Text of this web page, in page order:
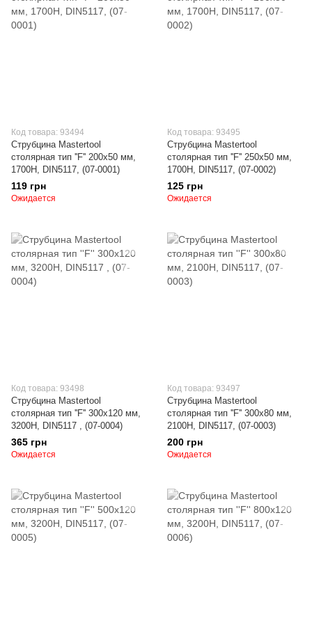
Код товара: 93494
Струбцина Mastertool
столярная тип ''F'' 200х50 мм,
1700Н, DIN5117, (07-0001)
119 грн
Ожидается
Код товара: 93495
Струбцина Mastertool
столярная тип ''F'' 250х50 мм,
1700Н, DIN5117, (07-0002)
125 грн
Ожидается
Код товара: 93498
Струбцина Mastertool
столярная тип ''F'' 300х120 мм,
3200Н, DIN5117 , (07-0004)
365 грн
Ожидается
Код товара: 93497
Струбцина Mastertool
столярная тип ''F'' 300х80 мм,
2100Н, DIN5117, (07-0003)
200 грн
Ожидается